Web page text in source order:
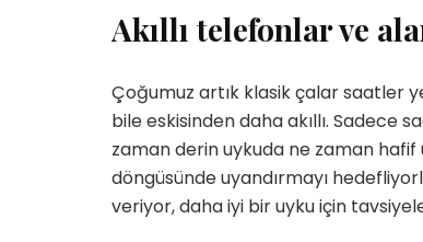
Akıllı telefonlar ve
Çoğumuz artık klasik çalar saatler
bile eskisinden daha akıllı. Sadece
zaman derin uykuda ne zaman hafif
döngüsünde uyandırmayı
veriyor, daha iyi bir uyku için